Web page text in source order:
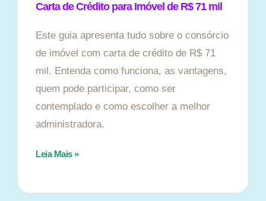
Carta de Crédito para Imóvel de R$ 71 mil
Este guia apresenta tudo sobre o consórcio
de imóvel com carta de crédito de R$ 71
mil. Entenda como funciona, as vantagens,
quem pode participar, como ser
contemplado e como escolher a melhor
administradora.
Leia Mais »